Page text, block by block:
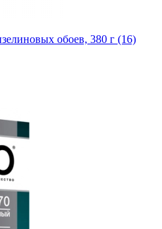
обоев, 380 г (16)